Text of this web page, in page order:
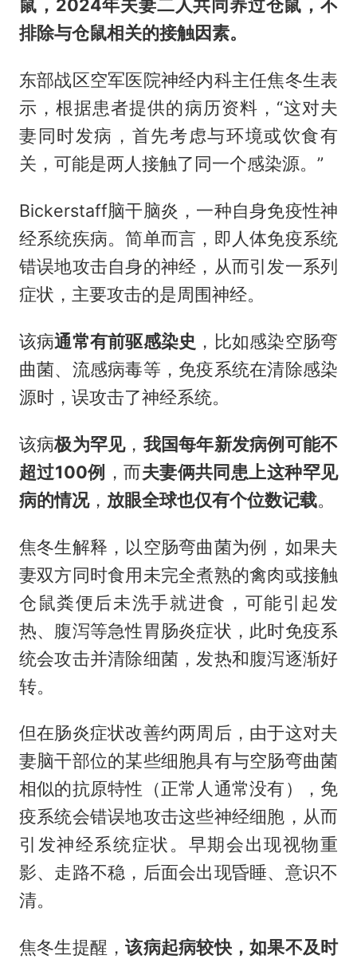
鼠， 2024年夫妻二人共同养过仓鼠，不
排除与仓鼠相关的接触因素。
东部战区空军医院神经内科主任焦冬生表
示，根据患者提供的病历资料，“这对夫
妻同时发病，首先考虑与环境或饮食有
关，可能是两人接触了同一个感染源。”
Bickerstaff脑干脑炎，一种自身免疫性神
经系统疾病。简单而言，即人体免疫系统
错误地攻击自身的神经，从而引发一系列
症状，主要攻击的是周围神经。
该病通常有前驱感染史 ，比如感染空肠弯
曲菌、流感病毒等，免疫系统在清除感染
源时，误攻击了神经系统。
该病极为罕见， 我国每年新发病例可能不
超过100例 ，而夫妻俩共同患上这种罕见
病的情况， 放眼全球也仅有个位数记载。
焦冬生解释，以空肠弯曲菌为例，如果夫
妻双方同时食用未完全煮熟的禽肉或接触
仓鼠粪便后未洗手就进食，可能引起发
热、腹泻等急性胃肠炎症状，此时免疫系
统会攻击并清除细菌，发热和腹泻逐渐好
转。
但在肠炎症状改善约两周后，由于这对夫
妻脑干部位的某些细胞具有与空肠弯曲菌
相似的抗原特性（正常人通常没有），免
疫系统会错误地攻击这些神经细胞，从而
引发神经系统症状。早期会出现视物重
影、走路不稳，后面会出现昏睡、意识不
清。
焦冬生提醒，该病起病较快，如果不及时